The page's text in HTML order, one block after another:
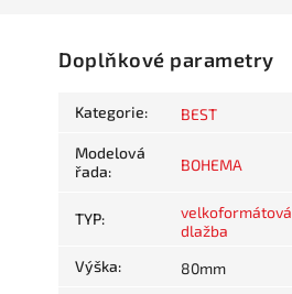
Doplňkové parametry
Kategorie: BEST
Modelová
řada: BOHEMA
TYP:
velkoformátová
dlažba
Výška: 80mm